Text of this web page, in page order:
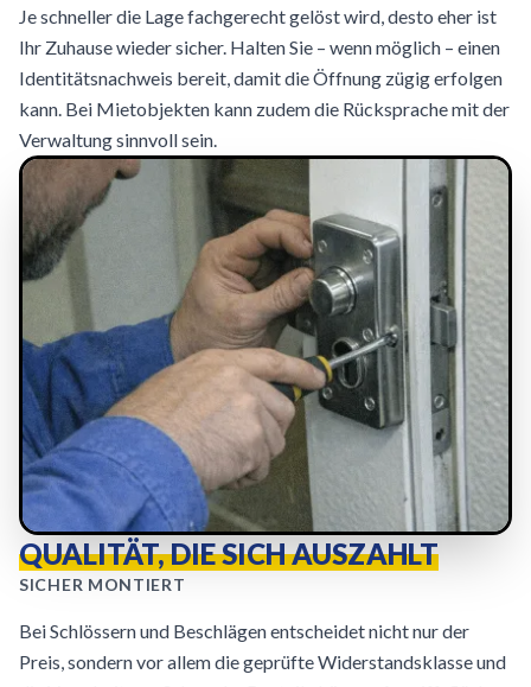
Je schneller die Lage fachgerecht gelöst wird, desto eher ist
Ihr Zuhause wieder sicher. Halten Sie – wenn möglich – einen
Identitätsnachweis bereit, damit die Öffnung zügig erfolgen
kann. Bei Mietobjekten kann zudem die Rücksprache mit der
Verwaltung sinnvoll sein.
QUALITÄT, DIE SICH AUSZAHLT
SICHER MONTIERT
Bei Schlössern und Beschlägen entscheidet nicht nur der
Preis, sondern vor allem die geprüfte Widerstandsklasse und